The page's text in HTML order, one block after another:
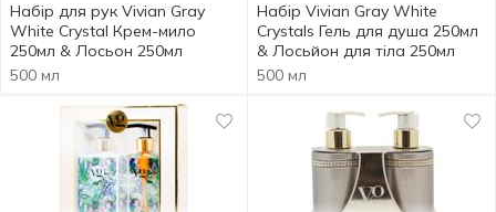
Набір для рук Vivian Gray
White Crystal Крем-мило
250мл & Лосьон 250мл
500 мл
Набір Vivian Gray White
Crystals Гель для душа 250мл
& Лосьйон для тіла 250мл
500 мл